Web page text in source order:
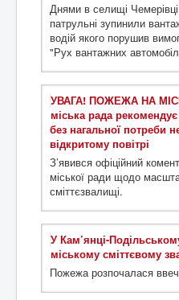
Днями в селищі
патрульні зупинили
водій якого порушив
"Рух вантажних
УВАГА! ПОЖЕЖА НА
міська рада
без нагальної потреби
відкритому повітрі
З’явився офіційний
міської ради щодо
сміттєзвалищі.
У Кам’янці-
міському сміттєвому
Пожежа розпочалася